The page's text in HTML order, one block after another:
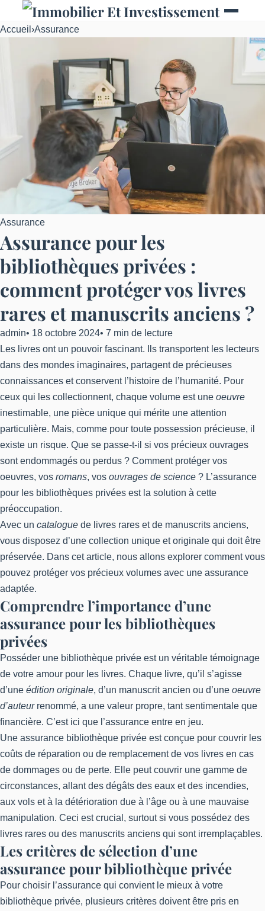
Accueil ›Assurance
Assurance
Assurance pour les
bibliothèques privées :
comment protéger vos livres
rares et manuscrits anciens ?
admin• 18 octobre 2024• 7 min de lecture
Les livres ont un pouvoir fascinant. Ils transportent les lecteurs
dans des mondes imaginaires, partagent de précieuses
connaissances et conservent l’histoire de l’humanité. Pour
ceux qui les collectionnent, chaque volume est une oeuvre
inestimable, une pièce unique qui mérite une attention
particulière. Mais, comme pour toute possession précieuse, il
existe un risque. Que se passe-t-il si vos précieux ouvrages
sont endommagés ou perdus ? Comment protéger vos
oeuvres, vos romans, vos ouvrages de science ? L’assurance
pour les bibliothèques privées est la solution à cette
préoccupation.
Avec un catalogue de livres rares et de manuscrits anciens,
vous disposez d’une collection unique et originale qui doit être
préservée. Dans cet article, nous allons explorer comment vous
pouvez protéger vos précieux volumes avec une assurance
adaptée.
Comprendre l’importance d’une
assurance pour les bibliothèques
privées
Posséder une bibliothèque privée est un véritable témoignage
de votre amour pour les livres. Chaque livre, qu’il s’agisse
d’une édition originale, d’un manuscrit ancien ou d’une oeuvre
d’auteurrenommé, a une valeur propre, tant sentimentale que
financière. C’est ici que l’assurance entre en jeu.
Une assurance bibliothèque privée est conçue pour couvrir les
coûts de réparation ou de remplacement de vos livres en cas
de dommages ou de perte. Elle peut couvrir une gamme de
circonstances, allant des dégâts des eaux et des incendies,
aux vols et à la détérioration due à l’âge ou à une mauvaise
manipulation. Ceci est crucial, surtout si vous possédez des
livres rares ou des manuscrits anciens qui sont irremplaçables.
Les critères de sélection d’une
assurance pour bibliothèque privée
Pour choisir l’assurance qui convient le mieux à votre
bibliothèque privée, plusieurs critères doivent être pris en